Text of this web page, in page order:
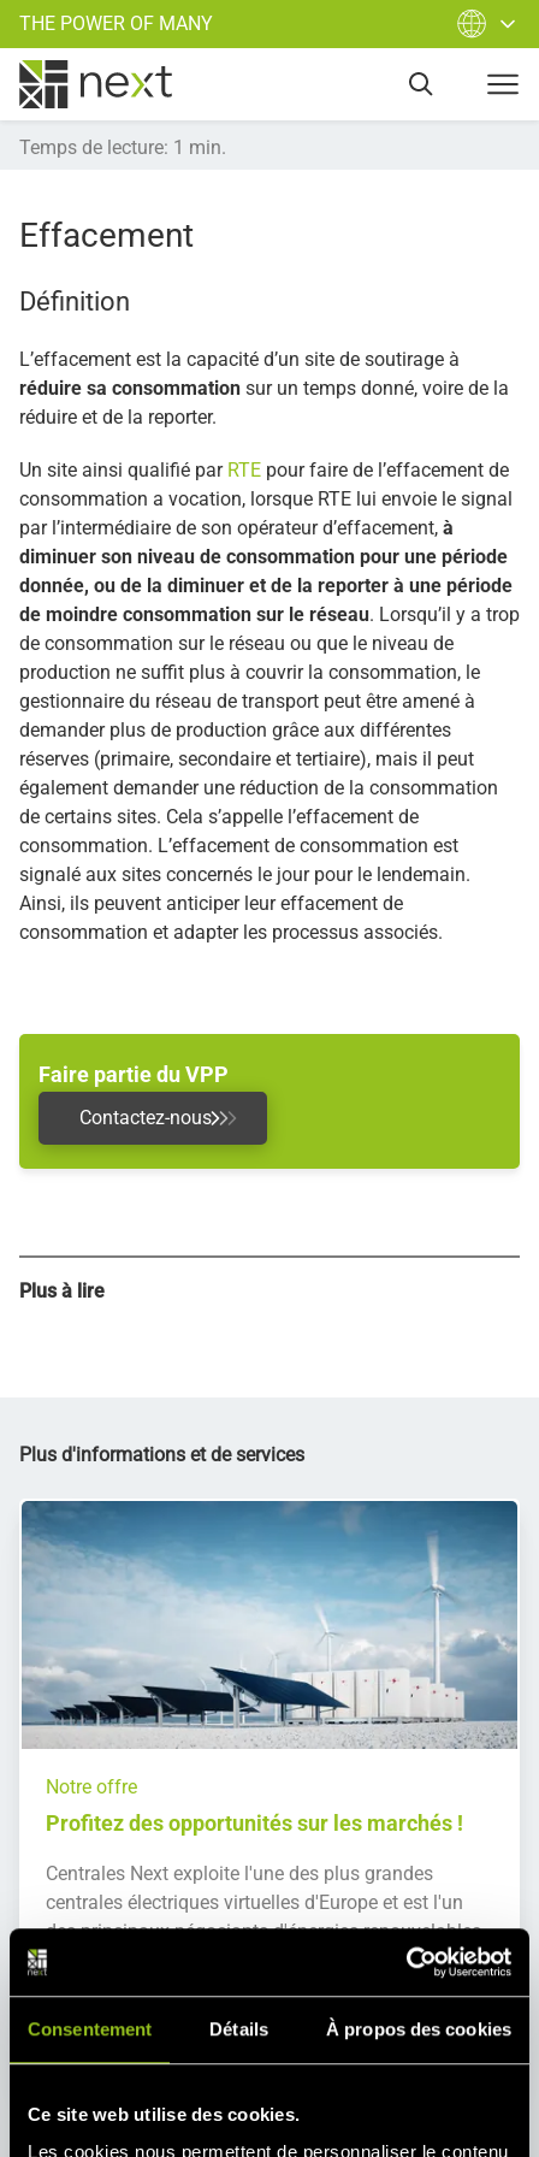
Consentement Détails À propos des cookies
Ce site web utilise des cookies.
Les cookies nous permettent de personnaliser le contenu
THE POWER OF MANY
Temps de lecture: 1 min.
Effacement
Définition
L’effacement est la capacité d’un site de soutirage à
réduire sa consommation sur un temps donné, voire de la
réduire et de la reporter.
Un site ainsi qualifié par RTE pour faire de l’effacement de
consommation a vocation, lorsque RTE lui envoie le signal
par l’intermédiaire de son opérateur d’effacement, à
diminuer son niveau de consommation pour une période
donnée, ou de la diminuer et de la reporter à une période
de moindre consommation sur le réseau. Lorsqu’il y a trop
de consommation sur le réseau ou que le niveau de
production ne suffit plus à couvrir la consommation, le
gestionnaire du réseau de transport peut être amené à
demander plus de production grâce aux différentes
réserves (primaire, secondaire et tertiaire), mais il peut
également demander une réduction de la consommation
de certains sites. Cela s’appelle l’effacement de
consommation. L’effacement de consommation est
signalé aux sites concernés le jour pour le lendemain.
Ainsi, ils peuvent anticiper leur effacement de
consommation et adapter les processus associés.
Faire partie du VPP
Contactez-nous
Plus à lire
Plus d'informations et de services
Notre offre
Profitez des opportunités sur les marchés !
Centrales Next exploite l'une des plus grandes
centrales électriques virtuelles d'Europe et est l'un
des principaux négociants d'énergies renouvelables.
Découvrez dès à présent notre gamme complète de
en passant par la gestion du groupe d'équilibrage et